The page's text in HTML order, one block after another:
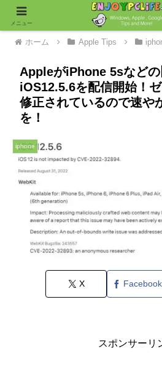
ホーム Apple Tips
AppleがiPhone 5sなど
iOS12.5.6を配信開始！
修正されているので速や
を！
iphone
X Facebook
スポンサーリ
メニュー